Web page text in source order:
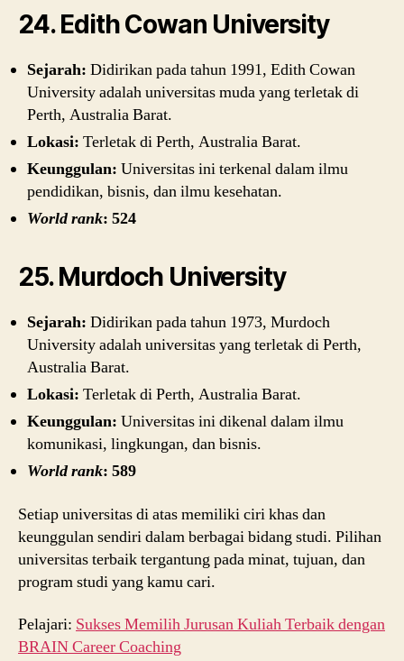
24. Edith Cowan University
Sejarah: Didirikan pada tahun 1991, Edith Cowan
University adalah universitas muda yang terletak di
Perth, Australia Barat.
Lokasi: Terletak di Perth, Australia Barat.
Keunggulan: Universitas ini terkenal dalam ilmu
pendidikan, bisnis, dan ilmu kesehatan.
World rank: 524
25. Murdoch University
Sejarah: Didirikan pada tahun 1973, Murdoch
University adalah universitas yang terletak di Perth,
Australia Barat.
Lokasi: Terletak di Perth, Australia Barat.
Keunggulan: Universitas ini dikenal dalam ilmu
komunikasi, lingkungan, dan bisnis.
World rank: 589
Setiap universitas di atas memiliki ciri khas dan
keunggulan sendiri dalam berbagai bidang studi. Pilihan
universitas terbaik tergantung pada minat, tujuan, dan
program studi yang kamu cari.
Pelajari: Sukses Memilih Jurusan Kuliah Terbaik dengan
BRAIN Career Coaching